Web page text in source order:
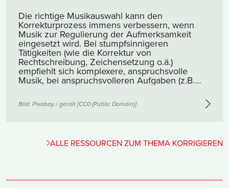
Bild: Pixabay / geralt [CC0 (Public Domain)]
Die richtige Musikauswahl kann den
Korrekturprozess immens verbessern, wenn
Musik zur Regulierung der Aufmerksamkeit
eingesetzt wird. Bei stumpfsinnigeren
Tätigkeiten (wie die Korrektur von
Rechtschreibung, Zeichensetzung o.ä.)
empfiehlt sich komplexere, anspruchsvolle
Musik, bei anspruchsvolleren Aufgaben (z.B.
inhaltliche Korrektur) sollte man eher sphärische
ALLE RESSOURCEN ZUM THEMA KORRIGIEREN